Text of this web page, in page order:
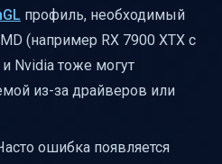
профиль, необходимый
(например RX 7900 XTX с
Nvidia тоже могут
из-за драйверов или
ошибка появляется